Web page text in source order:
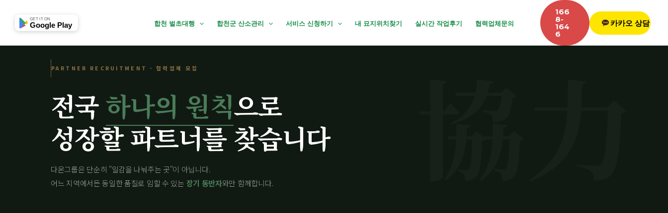
로
합천 벌초대행 합천군 산소관리 서비스 신청하기 내 묘지위치찾기 실시간 작업후기 협력업체문의
166
8-
164
6
카카오 상담
GET IT ON
Google Play
대표전화
PARTNER RECRUITMENT · 협력업체 모집
전국하나의 원칙으로
성장할 파트너를 찾습니다
다온그룹은 단순히 "일감을 나눠주는 곳"이 아닙니다.
어느 지역에서든 동일한 품질로 임할 수 있는 장기 동반자와만 함께합니다.